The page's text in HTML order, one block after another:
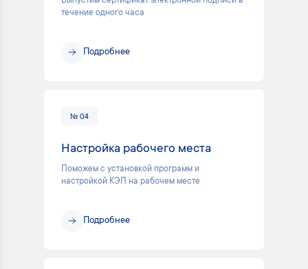
течение одного часа
Подробнее
№ 04
Настройка рабочего места
Поможем с установкой программ и
настройкой КЭП на рабочем месте
Подробнее